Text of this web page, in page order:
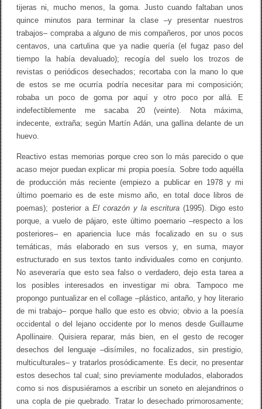
tijeras ni, mucho menos, la goma. Justo cuando faltaban unos
quince minutos para terminar la clase –y presentar nuestros
trabajos– compraba a alguno de mis compañeros, por unos pocos
centavos, una cartulina que ya nadie quería (el fugaz paso del
tiempo la había devaluado); recogía del suelo los trozos de
revistas o periódicos desechados; recortaba con la mano lo que
de estos se me ocurría podría necesitar para mi composición;
robaba un poco de goma por aquí y otro poco por allá. E
indefectiblemente me sacaba 20 (veinte). Nota máxima,
indecente, extraña; según Martín Adán, una gallina delante de un
huevo.
Reactivo estas memorias porque creo son lo más parecido o que
acaso mejor puedan explicar mi propia poesía. Sobre todo aquélla
de producción más reciente (empiezo a publicar en 1978 y mi
último poemario es de este mismo año, en total doce libros de
poemas); posterior a El corazón y la escritura (1995). Digo esto
porque, a vuelo de pájaro, este último poemario –respecto a los
posteriores– en apariencia luce más focalizado en su o sus
temáticas, más elaborado en sus versos y, en suma, mayor
estructurado en sus textos tanto individuales como en conjunto.
No aseveraría que esto sea falso o verdadero, dejo esta tarea a
los posibles interesados en investigar mi obra. Tampoco me
propongo puntualizar en el collage –plástico, antaño, y hoy literario
de mi trabajo– porque hallo que esto es obvio; obvio a la poesía
occidental o del lejano occidente por lo menos desde Guillaume
Apollinaire. Quisiera reparar, más bien, en el gesto de recoger
desechos del lenguaje –disímiles, no focalizados, sin prestigio,
multiculturales– y tratarlos prosódicamente. Es decir, no presentar
estos desechos tal cual; sino previamente modulados, elaborados
como si nos dispusiéramos a escribir un soneto en alejandrinos o
una copla de pie quebrado. Tratar lo desechado primorosamente;